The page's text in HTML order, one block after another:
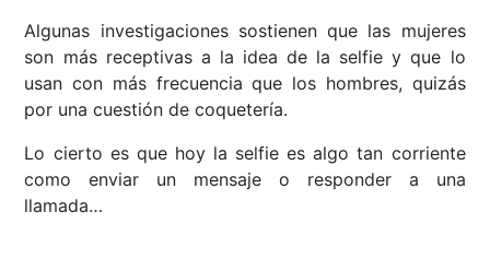
Algunas investigaciones sostienen que las mujeres
son más receptivas a la idea de la selfie y que lo
usan con más frecuencia que los hombres, quizás
por una cuestión de coquetería.
Lo cierto es que hoy la selfie es algo tan corriente
como enviar un mensaje o responder a una
llamada…